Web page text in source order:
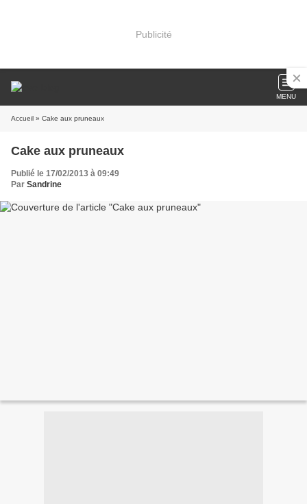
Publicité
MENU
Accueil » Cake aux pruneaux
Cake aux pruneaux
Publié le 17/02/2013 à 09:49
Par Sandrine